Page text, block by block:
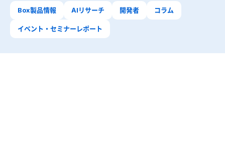
Box製品情報 AIリサーチ 開発者 コラム
イベント・セミナーレポート